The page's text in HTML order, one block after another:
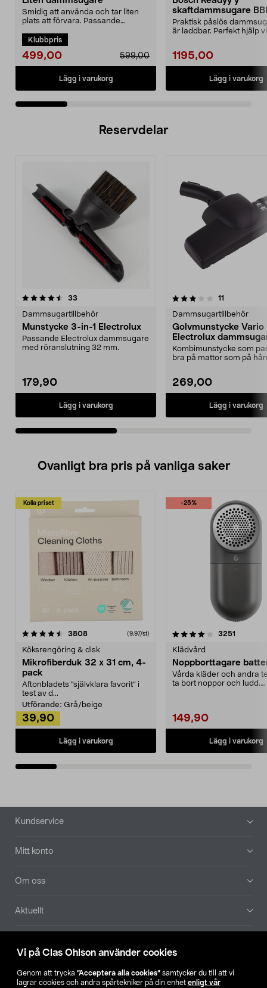
Vi på Clas Ohlson använder cookies
Genom att trycka ”Acceptera alla cookies” samtycker du till att vi
lagrar cookies och andra spårtekniker på din enhet enligt vår
Smidig att använda och tar liten
plats att förvara. Passande
Klubbpris
499,00 599,00
Lägg i varukorg
skaftdammsugare
14,4 V
Praktisk påslös
är laddbar. Perfekt hjälp
1195,00
Lägg i varukorg
Reservdelar
33
Dammsugartillbehör
Munstycke 3-in-1 Electrolux
Passande Electrolux dammsugare
med röranslutning 32 mm.
179,90
Lägg i varukorg
3.5av 5 stjärnor 11
Dammsugartillbehör
Golvmunstycke
Electrolux
Kombimunstycke som
bra på mattor som på
269,00
Lägg i varukorg
5.0av 5 stjärnor
Ovanligt bra pris på vanliga saker
Kolla priset
3808recensioner (9,97/st)
Köksrengöring & disk
Mikrofiberduk 32 x 31 cm, 4-
pack
Aftonbladets "självklara favorit” i
test av d...
Utförande: Grå/beige
39,90
Lägg i varukorg
-25%
4.0av 5 stjärnor 3251
Klädvård
Noppborttagare
Vårda kläder och andra
ta bort noppor och ludd.
149,90
Lägg i varukorg
4.5av 5 stjärnor
Sidfot
Kundservice
Mitt konto
Om oss
Aktuellt
Hitta butik